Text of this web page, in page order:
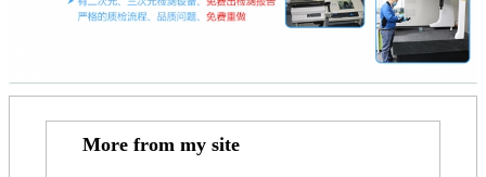
More from my site